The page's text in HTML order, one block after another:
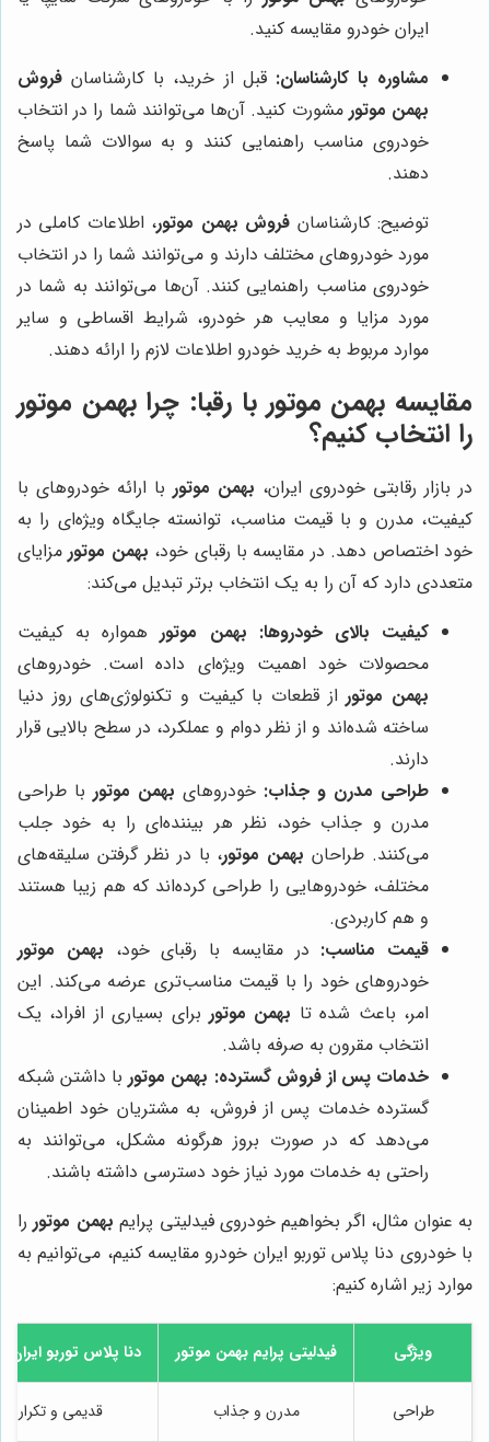
ایران خودرو مقایسه کنید.
مشاوره با کارشناسان: قبل از خرید، با کارشناسان فروش
بهمن موتور مشورت کنید. آن‌ها می‌توانند شما را در انتخاب
خودروی مناسب راهنمایی کنند و به سوالات شما پاسخ
دهند.
توضیح: کارشناسان فروش بهمن موتور، اطلاعات کاملی در
مورد خودروهای مختلف دارند و می‌توانند شما را در انتخاب
خودروی مناسب راهنمایی کنند. آن‌ها می‌توانند به شما در
مورد مزایا و معایب هر خودرو، شرایط اقساطی و سایر
موارد مربوط به خرید خودرو اطلاعات لازم را ارائه دهند.
مقایسه بهمن موتور با رقبا: چرابهمن موتور
را انتخاب کنیم؟
در بازار رقابتی خودروی ایران، بهمن موتور با ارائه خودروهای با
کیفیت، مدرن و با قیمت مناسب، توانسته جایگاه ویژه‌ای را به
خود اختصاص دهد. در مقایسه با رقبای خود، بهمن موتورمزایای
متعددی دارد که آن را به یک انتخاب برتر تبدیل می‌کند:
کیفیت بالای خودروها: بهمن موتورهمواره به کیفیت
محصولات خود اهمیت ویژه‌ای داده است. خودروهای
بهمن موتوراز قطعات با کیفیت و تکنولوژی‌های روز دنیا
ساخته شده‌اند و از نظر دوام و عملکرد، در سطح بالایی قرار
دارند.
طراحی مدرن و جذاب: خودروهای بهمن موتور با طراحی
مدرن و جذاب خود، نظر هر بیننده‌ای را به خود جلب
می‌کنند. طراحان بهمن موتور، با در نظر گرفتن سلیقه‌های
مختلف، خودروهایی را طراحی کرده‌اند که هم زیبا هستند
و هم کاربردی.
قیمت مناسب: در مقایسه با رقبای خود، بهمن موتور
خودروهای خود را با قیمت مناسب‌تری عرضه می‌کند. این
امر، باعث شده تا بهمن موتور برای بسیاری از افراد، یک
انتخاب مقرون به صرفه باشد.
خدمات پس از فروش گسترده: بهمن موتوربا داشتن شبکه
گسترده خدمات پس از فروش، به مشتریان خود اطمینان
می‌دهد که در صورت بروز هرگونه مشکل، می‌توانند به
راحتی به خدمات مورد نیاز خود دسترسی داشته باشند.
به عنوان مثال، اگر بخواهیم خودروی فیدلیتی پرایم بهمن موتوررا
با خودروی دنا پلاس توربو ایران خودرو مقایسه کنیم، می‌توانیم به
موارد زیر اشاره کنیم:
ویژگی فیدلیتی پرایم بهمن موتور دنا پلاس توربو ایران
طراحی مدرن و جذاب قدیمی و تکراری